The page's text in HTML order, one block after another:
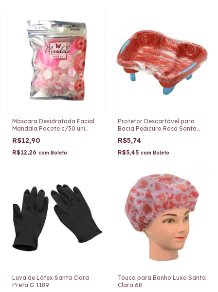
Máscara Desidratada Facial
Mandala Pacote c/30 uni
R$12,90
R$12,26 com Boleto
Protetor Descartável para
Bacia Pedicuro Rosa Santa
R$5,74
R$5,45 com Boleto
Luva de Látex Santa Clara
Preta G 1189
Touca para Banho Luxo Santa
Clara 68